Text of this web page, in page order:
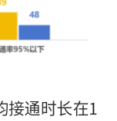
接通时长在1